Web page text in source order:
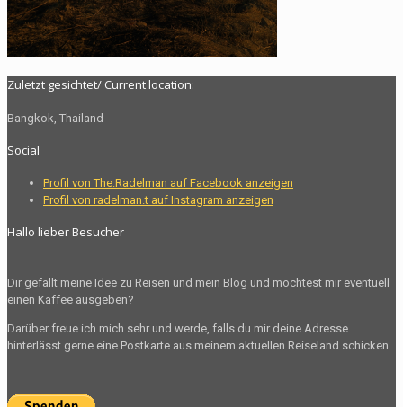
Zuletzt gesichtet/ Current location:
Bangkok, Thailand
Social
Profil von The.Radelman auf Facebook anzeigen
Profil von radelman.t auf Instagram anzeigen
Hallo lieber Besucher
Dir gefällt meine Idee zu Reisen und mein Blog und möchtest mir eventuell
einen Kaffee ausgeben?
Darüber freue ich mich sehr und werde, falls du mir deine Adresse
hinterlässt gerne eine Postkarte aus meinem aktuellen Reiseland schicken.